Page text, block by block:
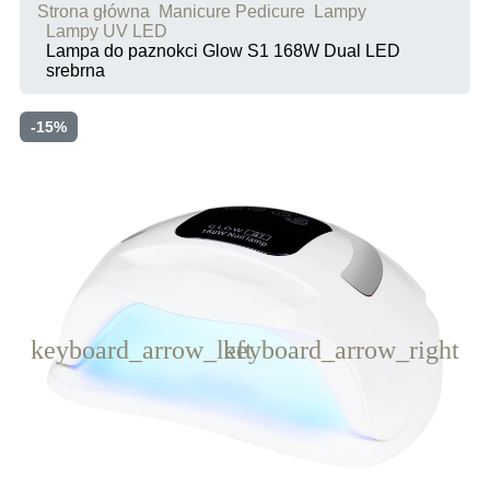
Strona główna Manicure Pedicure
Lampy
Lampy UV LED
Lampa do paznokci Glow S1 168W Dual LED
srebrna
-15%
Poprzedni
keyboard_arrow_left Następny
keyboard_arrow_right